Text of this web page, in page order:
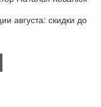
августа: скидки до